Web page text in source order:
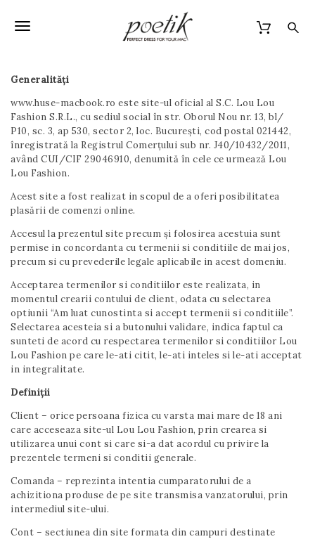
T
g
g
l
e
n
v
i
a
t
i
Generalități
www.huse-macbook.ro este site-ul oficial al S.C. Lou Lou
Fashion S.R.L., cu sediul social în str. Oborul Nou nr. 13, bl/
P10, sc. 3, ap 530, sector 2, loc. București, cod postal 021442,
înregistrată la Registrul Comerțului sub nr. J40/10432/2011,
având CUI/CIF 29046910, denumită în cele ce urmează Lou
Lou Fashion.
Acest site a fost realizat in scopul de a oferi posibilitatea
plasării de comenzi online.
Accesul la prezentul site precum și folosirea acestuia sunt
permise in concordanta cu termenii si conditiile de mai jos,
precum si cu prevederile legale aplicabile in acest domeniu.
Acceptarea termenilor si conditiilor este realizata, in
momentul crearii contului de client, odata cu selectarea
optiunii “Am luat cunostinta si accept termenii si conditiile”.
Selectarea acesteia si a butonului validare, indica faptul ca
sunteti de acord cu respectarea termenilor si conditiilor Lou
Lou Fashion pe care le-ati citit, le-ati inteles si le-ati acceptat
in integralitate.
Definiții
Client – orice persoana fizica cu varsta mai mare de 18 ani
care acceseaza site-ul Lou Lou Fashion, prin crearea si
utilizarea unui cont si care si-a dat acordul cu privire la
prezentele termeni si conditii generale.
Comanda – reprezinta intentia cumparatorului de a
achizitiona produse de pe site transmisa vanzatorului, prin
intermediul site-ului.
Cont – sectiunea din site formata din campuri destinate